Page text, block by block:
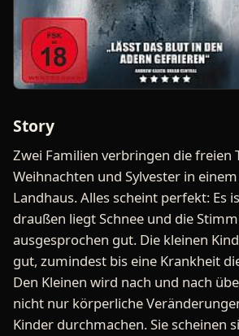
Story
Zwei Familien verbringen die freien
Weihnachten und Sylvester in
Landhaus. Alles scheint perfekt: Es
draußen liegt Schnee und die
ausgesprochen gut. Die kleinen
gut, zumindest bis eine Krankheit
Den Kleinen wird nach und nach
nicht nur körperliche
Kinder durchmachen. Sie scheinen